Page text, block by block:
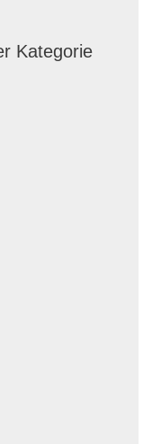
Kategorie